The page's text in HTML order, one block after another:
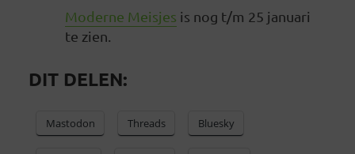
Moderne Meisjes is nog t/m 25 januari
te zien.
DIT DELEN:
Mastodon Threads Bluesky